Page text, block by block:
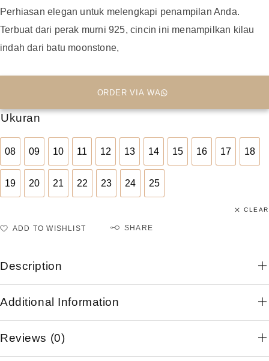
Perhiasan elegan untuk melengkapi penampilan Anda.
Terbuat dari perak murni 925, cincin ini menampilkan kilau
indah dari batu moonstone,
ORDER VIA WA
Ukuran
08
08
09
09
10
10
11
11
12
12
13
13
14
14
15
15
16
16
17
17
18
18
19
19
20
20
21
21
22
22
23
23
24
24
25
25
CLEAR
ADD TO WISHLIST SHARE
Description
Additional Information
Reviews (0)